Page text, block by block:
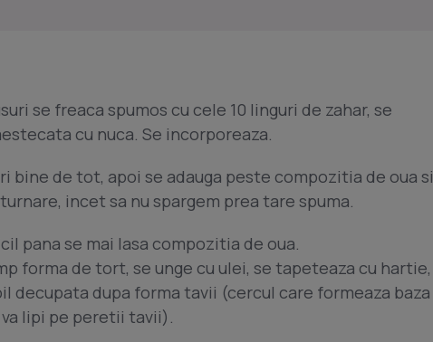
se freaca spumos cu cele 10 linguri de zahar, se
cu nuca. Se incorporeaza.
bine de tot, apoi se adauga peste compozitia de oua si
incet sa nu spargem prea tare spuma.
pana se mai lasa compozitia de oua.
forma de tort, se unge cu ulei, se tapeteaza cu hartie,
decupata dupa forma tavii (cercul care formeaza baza
lipi pe peretii tavii).